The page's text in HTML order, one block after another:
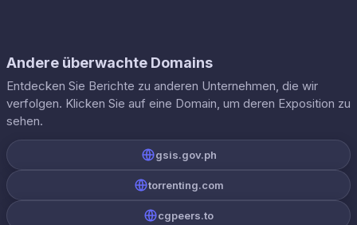
Andere überwachte Domains
Entdecken Sie Berichte zu anderen Unternehmen, die wir
verfolgen. Klicken Sie auf eine Domain, um deren Exposition zu
sehen.
gsis.gov.ph
torrenting.com
cgpeers.to